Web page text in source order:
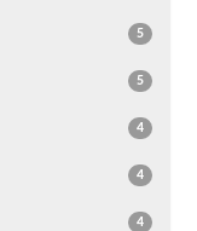
5
5
4
4
4